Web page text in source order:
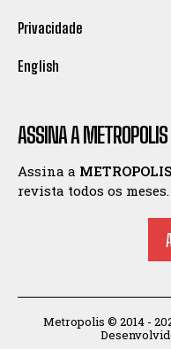
Privacidade
English
ASSINA A METROPOLIS
Assina a METROPOLIS
revista todos os meses.
Metropolis © 2014 -